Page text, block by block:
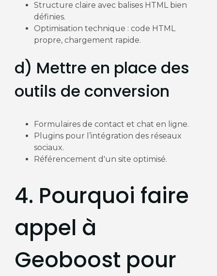
Structure claire avec balises HTML bien
définies.
Optimisation technique : code HTML
propre, chargement rapide.
d) Mettre en place des
outils de conversion
Formulaires de contact et chat en ligne.
Plugins pour l’intégration des réseaux
sociaux.
Référencement d'un site optimisé.
4. Pourquoi faire
appel à
Geoboost pour